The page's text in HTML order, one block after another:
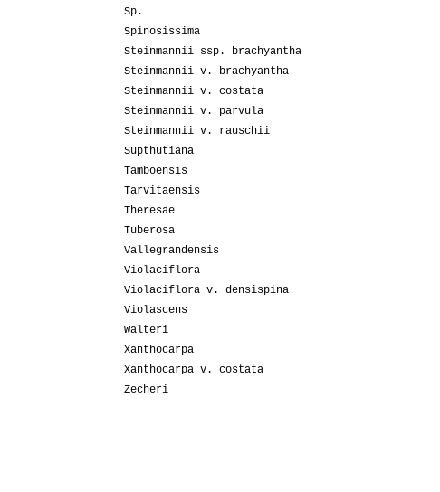
Sp.
Spinosissima
Steinmannii ssp. brachyantha
Steinmannii v. brachyantha
Steinmannii v. costata
Steinmannii v. parvula
Steinmannii v. rauschii
Supthutiana
Tamboensis
Tarvitaensis
Theresae
Tuberosa
Vallegrandensis
Violaciflora
Violaciflora v. densispina
Violascens
Walteri
Xanthocarpa
Xanthocarpa v. costata
Zecheri